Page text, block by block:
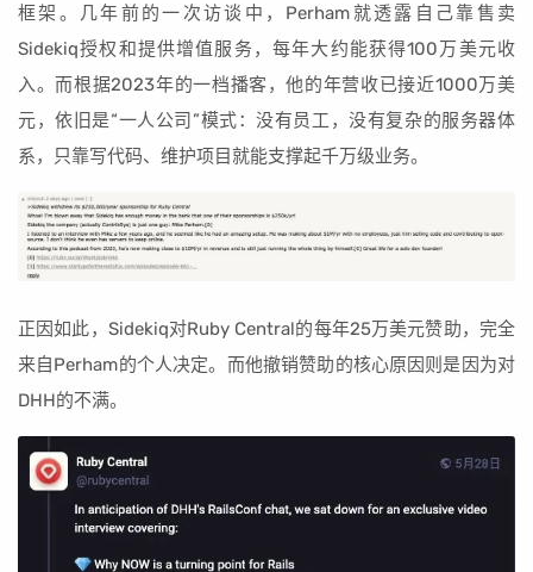
框架。几年前的一次访谈中，Perham就透露自己靠售卖
Sidekiq授权和提供增值服务，每年大约能获得100万美元收
入。而根据2023年的一档播客，他的年营收已接近1000万美
元，依旧是“一人公司”模式：没有员工，没有复杂的服务器体
系，只靠写代码、维护项目就能支撑起千万级业务。
正因如此，Sidekiq对Ruby Central的每年25万美元赞助，完全
来自Perham的个人决定。而他撤销赞助的核心原因则是因为对
DHH的不满。